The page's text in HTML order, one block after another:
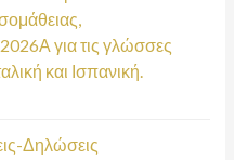
για τις γλώσσες
και Ισπανική.
Δηλώσεις